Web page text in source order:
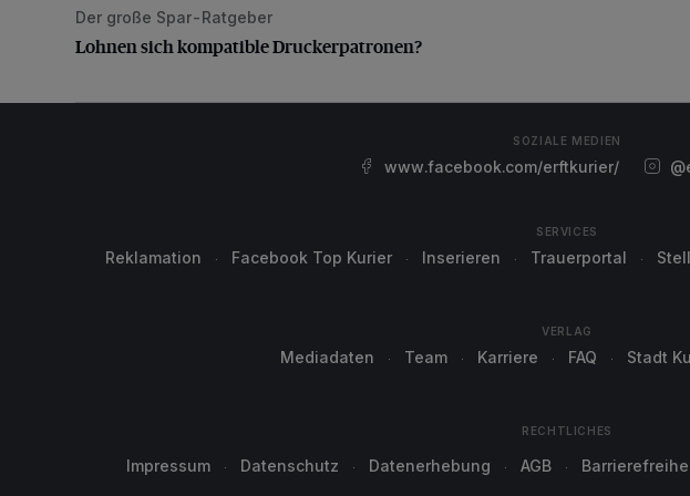
Lohnen sich kompatible Druckerpatronen?
Der große Spar-Ratgeber
Lohnen sich kompatible Druckerpatronen?
SOZIALE MEDIEN
www.facebook.com/erftkurier/
SERVICES
Reklamation Facebook Top Kurier Inserieren Trauerportal
VERLAG
Mediadaten Team Karriere FAQ Stadt
RECHTLICHES
Impressum Datenschutz Datenerhebung AGB